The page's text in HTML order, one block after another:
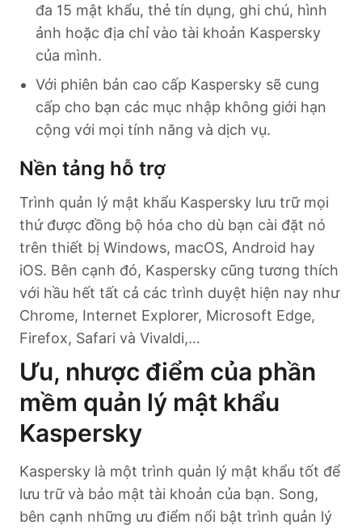
đa 15 mật khẩu, thẻ tín dụng, ghi chú, hình
ảnh hoặc địa chỉ vào tài khoản Kaspersky
của mình.
Với phiên bản cao cấp Kaspersky sẽ cung
cấp cho bạn các mục nhập không giới hạn
cộng với mọi tính năng và dịch vụ.
Nền tảng hỗ trợ
Trình quản lý mật khẩu Kaspersky lưu trữ mọi
thứ được đồng bộ hóa cho dù bạn cài đặt nó
trên thiết bị Windows, macOS, Android hay
iOS. Bên cạnh đó, Kaspersky cũng tương thích
với hầu hết tất cả các trình duyệt hiện nay như
Chrome, Internet Explorer, Microsoft Edge,
Firefox, Safari và Vivaldi,…
Ưu, nhược điểm của phần
mềm quản lý mật khẩu
Kaspersky
Kaspersky là một trình quản lý mật khẩu tốt để
lưu trữ và bảo mật tài khoản của bạn. Song,
bên cạnh những ưu điểm nổi bật trình quản lý